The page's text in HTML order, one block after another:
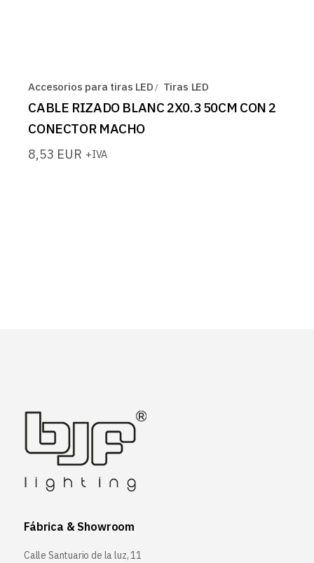
Accesorios para tiras LED Tiras LED
CABLE RIZADO BLANC 2X0.3 50CM CON 2
CONECTOR MACHO
8,53 EUR +IVA
Fábrica & Showroom
Calle Santuario de la luz, 11